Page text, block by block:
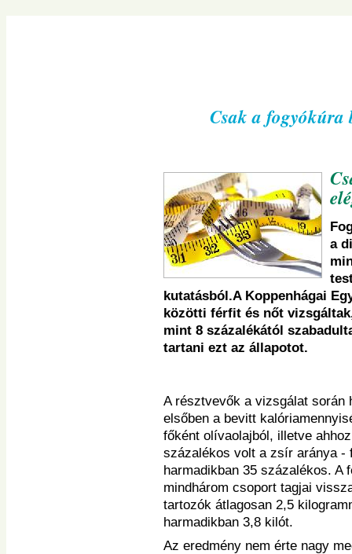
Csak a fogyókúra
a
kutatásból.A Koppenhágai
közötti férfit és nőt
mint 8 százalékától
tartani ezt az állapotot.
A résztvevők a vizsgálat során
elsőben a bevitt
főként olívaolajból, illetve
százalékos volt a zsír aránya -
harmadikban 35 százalékos. A
mindhárom csoport tagjai
tartozók átlagosan 2,5
harmadikban 3,8 kilót.
Az eredmény nem érte nagy